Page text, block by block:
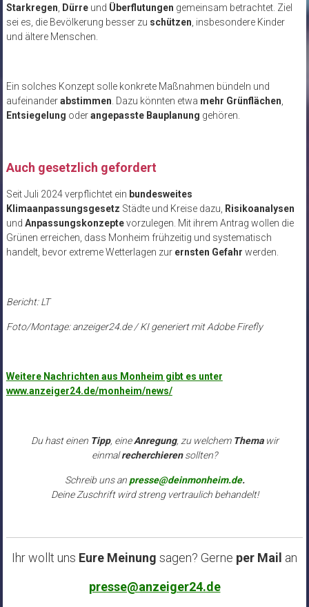
Starkregen
Dürreund Überflutungen gemeinsam betrachtet. Ziel
sei es, die Bevölkerung besser zu schützen , insbesondere Kinder
und ältere Menschen.
Ein solches Konzept solle konkrete Maßnahmen bündeln und
aufeinanderabstimmen . Dazu könnten etwa mehr Grünflächen
Entsiegelung oderangepasste Bauplanung gehören.
Auch gesetzlich gefordert
Seit Juli 2024 verpflichtet ein bundesweites
Klimaanpassungsgesetz Städte und Kreise dazu,
Risikoanalysen
und Anpassungskonzeptevorzulegen. Mit ihrem Antrag wollen die
Grünen erreichen, dass Monheim frühzeitig und systematisch
handelt, bevor extreme Wetterlagen zur ernsten Gefahr werden.
Bericht: LT
Foto/Montage: anzeiger24.de / KI generiert mit Adobe Firefly
Weitere Nachrichten aus Monheim gibt es unter
www.anzeiger24.de/monheim/news/
Du hast einen Tipp, eineAnregung, zu welchem Themawir
einmalrecherchierensollten?
Schreib uns an presse@deinmonheim.de.
Deine Zuschrift wird streng vertraulich behandelt!
Ihr wollt uns Eure Meinung sagen? Gerne per Mail an
presse@anzeiger24.de